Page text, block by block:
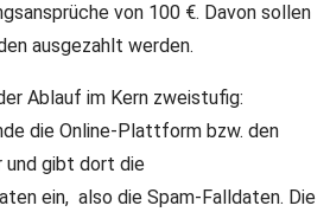
von 100 €. Davon sollen
ausgezahlt werden.
Ablauf im Kern zweistufig:
die Online-Plattform bzw. den
und gibt dort die
ein, also die Spam-Falldaten. Die